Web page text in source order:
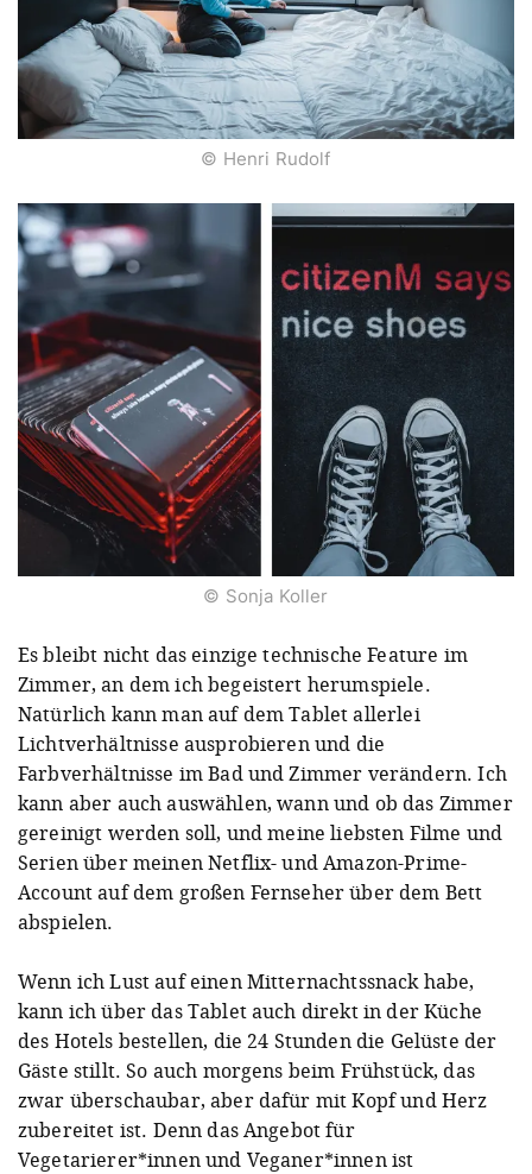
© Henri Rudolf
© Sonja Koller
Es bleibt nicht das einzige technische Feature im
Zimmer, an dem ich begeistert herumspiele.
Natürlich kann man auf dem Tablet allerlei
Lichtverhältnisse ausprobieren und die
Farbverhältnisse im Bad und Zimmer verändern. Ich
kann aber auch auswählen, wann und ob das Zimmer
gereinigt werden soll, und meine liebsten Filme und
Serien über meinen Netflix- und Amazon-Prime-
Account auf dem großen Fernseher über dem Bett
abspielen.
Wenn ich Lust auf einen Mitternachtssnack habe,
kann ich über das Tablet auch direkt in der Küche
des Hotels bestellen, die 24 Stunden die Gelüste der
Gäste stillt. So auch morgens beim Frühstück, das
zwar überschaubar, aber dafür mit Kopf und Herz
zubereitet ist. Denn das Angebot für
Vegetarierer*innen und Veganer*innen ist